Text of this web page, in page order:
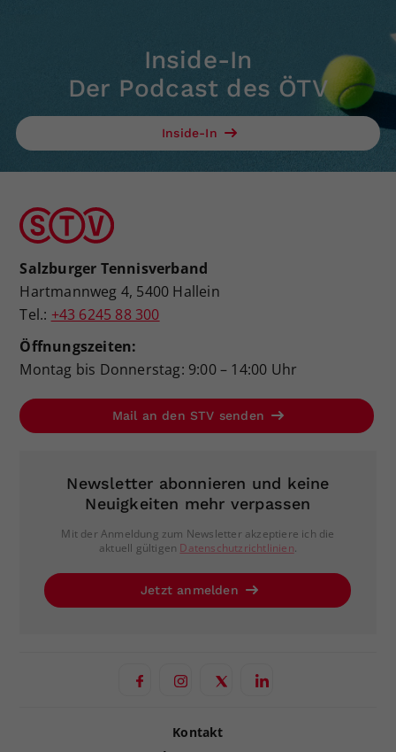
Inside-In
Der Podcast des ÖTV
Inside-In
Salzburger Tennisverband
Hartmannweg 4, 5400 Hallein
Tel.: +43 6245 88 300
Öffnungszeiten:
Montag bis Donnerstag: 9:00 – 14:00 Uhr
Mail an den STV senden
Newsletter abonnieren und keine
Neuigkeiten mehr verpassen
Mit der Anmeldung zum Newsletter akzeptiere ich die
aktuell gültigen Datenschutzrichtlinien.
Jetzt anmelden
Kontakt